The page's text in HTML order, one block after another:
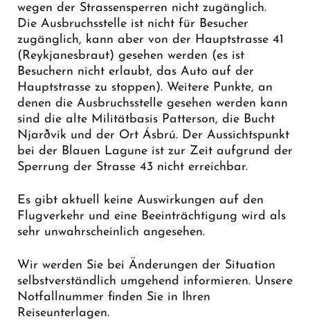
wegen der Strassensperren nicht zugänglich.
Die Ausbruchsstelle ist nicht für Besucher
zugänglich, kann aber von der Hauptstrasse 41
(Reykjanesbraut) gesehen werden (es ist
Besuchern nicht erlaubt, das Auto auf der
Hauptstrasse zu stoppen). Weitere Punkte, an
denen die Ausbruchsstelle gesehen werden kann
sind die alte Militätbasis Patterson, die Bucht
Njarðvík und der Ort Ásbrú. Der Aussichtspunkt
bei der Blauen Lagune ist zur Zeit aufgrund der
Sperrung der Strasse 43 nicht erreichbar.
Es gibt aktuell keine Auswirkungen auf den
Flugverkehr und eine Beeinträchtigung wird als
sehr unwahrscheinlich angesehen.
Wir werden Sie bei Änderungen der Situation
selbstverständlich umgehend informieren. Unsere
Notfallnummer finden Sie in Ihren
Reiseunterlagen.